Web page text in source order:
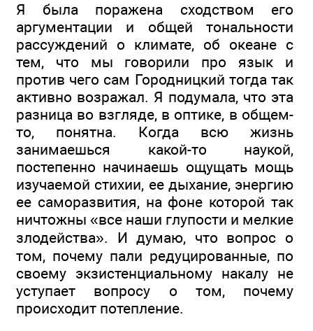
Я была поражена сходством его
аргументации и общей тональности
рассуждений о климате, об океане с
тем, что мы говорили про язык и
против чего сам Городницкий тогда так
активно возражал. Я подумала, что эта
разница во взгляде, в оптике, в общем-
то, понятна. Когда всю жизнь
занимаешься какой-то наукой,
постепенно начинаешь ощущать мощь
изучаемой стихии, ее дыхание, энергию
ее саморазвития, на фоне которой так
ничтожны «все наши глупости и мелкие
злодейства». И думаю, что вопрос о
том, почему пали редуцированные, по
своему экзистенциальному накалу не
уступает вопросу о том, почему
происходит потепление.